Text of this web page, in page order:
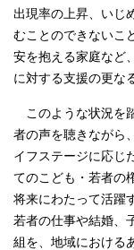
出現率の上昇、いじ
むことのできないこ
安を抱える家庭など
に対する支援の更な
このような状況を
者の声を聴きながら
イフステージに応じ
てのこども・若者の
将来にわたって活躍
若者の仕事や結婚、
組を、地域における